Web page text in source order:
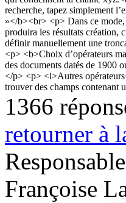
1366
retourner à
Françoise